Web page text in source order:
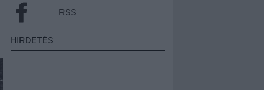
RSS
HIRDETÉS